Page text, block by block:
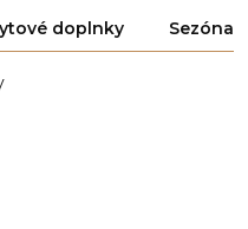
doplnky Sezóna